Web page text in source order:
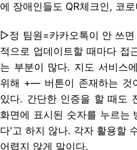
에 장애인들도 QR체크인, 코
▷정 팀원=카카오톡이 안 쓰
적으로 업데이트할 때마다 접
는 부분이 많다. 지도 서비스
위해 +― 버튼이 존재하는 것
있다. 간단한 인증을 할 때도
화면에 표시된 숫자를 누르는
다'고 하지 않나. 각자 활용할
어렵지 않게 말이다.